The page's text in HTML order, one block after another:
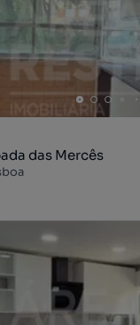
das Mercês